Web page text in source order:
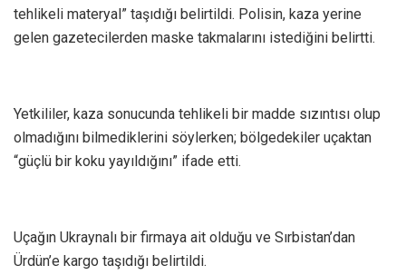
tehlikeli materyal” taşıdığı belirtildi. Polisin, kaza yerine
gelen gazetecilerden maske takmalarını istediğini belirtti.
Yetkililer, kaza sonucunda tehlikeli bir madde sızıntısı olup
olmadığını bilmediklerini söylerken; bölgedekiler uçaktan
“güçlü bir koku yayıldığını” ifade etti.
Uçağın Ukraynalı bir firmaya ait olduğu ve Sırbistan’dan
Ürdün’e kargo taşıdığı belirtildi.